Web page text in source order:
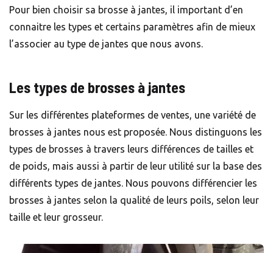
Pour bien choisir sa brosse à jantes, il important d’en
connaitre les types et certains paramètres afin de mieux
l’associer au type de jantes que nous avons.
Les types de brosses à jantes
Sur les différentes plateformes de ventes, une variété de
brosses à jantes nous est proposée. Nous distinguons les
types de brosses à travers leurs différences de tailles et
de poids, mais aussi à partir de leur utilité sur la base des
différents types de jantes. Nous pouvons différencier les
brosses à jantes selon la qualité de leurs poils, selon leur
taille et leur grosseur.